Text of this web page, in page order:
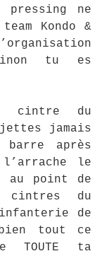
ne
Kondo &
tu es
cintre du
jamais
après
le
au point de
cintres du
de
tout ce
TOUTE ta